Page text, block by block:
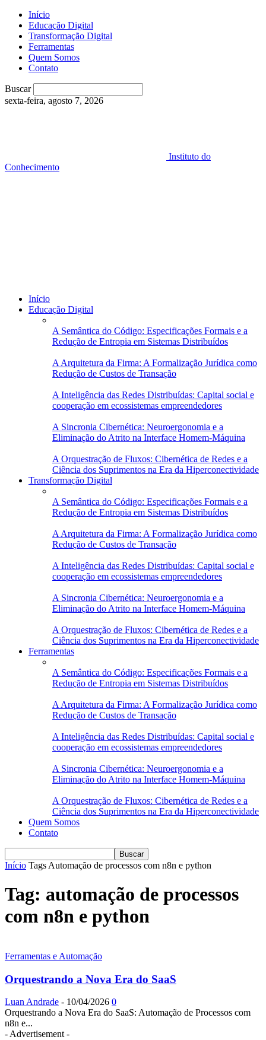
Início
Educação Digital
Transformação Digital
Ferramentas
Quem Somos
Contato
Buscar
sexta-feira, agosto 7, 2026
Instituto do
Conhecimento
Início
Educação Digital
A Semântica do Código: Especificações Formais e a
Redução de Entropia em Sistemas Distribuídos
A Arquitetura da Firma: A Formalização Jurídica como
Redução de Custos de Transação
A Inteligência das Redes Distribuídas: Capital social e
cooperação em ecossistemas empreendedores
A Sincronia Cibernética: Neuroergonomia e a
Eliminação do Atrito na Interface Homem-Máquina
A Orquestração de Fluxos: Cibernética de Redes e a
Ciência dos Suprimentos na Era da Hiperconectividade
Transformação Digital
A Semântica do Código: Especificações Formais e a
Redução de Entropia em Sistemas Distribuídos
A Arquitetura da Firma: A Formalização Jurídica como
Redução de Custos de Transação
A Inteligência das Redes Distribuídas: Capital social e
cooperação em ecossistemas empreendedores
A Sincronia Cibernética: Neuroergonomia e a
Eliminação do Atrito na Interface Homem-Máquina
A Orquestração de Fluxos: Cibernética de Redes e a
Ciência dos Suprimentos na Era da Hiperconectividade
Ferramentas
A Semântica do Código: Especificações Formais e a
Redução de Entropia em Sistemas Distribuídos
A Arquitetura da Firma: A Formalização Jurídica como
Redução de Custos de Transação
A Inteligência das Redes Distribuídas: Capital social e
cooperação em ecossistemas empreendedores
A Sincronia Cibernética: Neuroergonomia e a
Eliminação do Atrito na Interface Homem-Máquina
A Orquestração de Fluxos: Cibernética de Redes e a
Ciência dos Suprimentos na Era da Hiperconectividade
Quem Somos
Contato
Início Tags Automação de processos com n8n e python
Tag: automação de processos
com n8n e python
Ferramentas e Automação
Orquestrando a Nova Era do SaaS
Luan Andrade - 10/04/2026 0
Orquestrando a Nova Era do SaaS: Automação de Processos com
n8n e...
- Advertisement -